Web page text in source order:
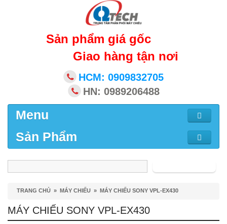
Sản phẩm giá gốc
Giao hàng tận nơi
HCM: 0909832705
HN: 0989206488
Menu
Sản Phẩm
TRANG CHỦ » MÁY CHIẾU » MÁY CHIẾU SONY VPL-EX430
MÁY CHIẾU SONY VPL-EX430